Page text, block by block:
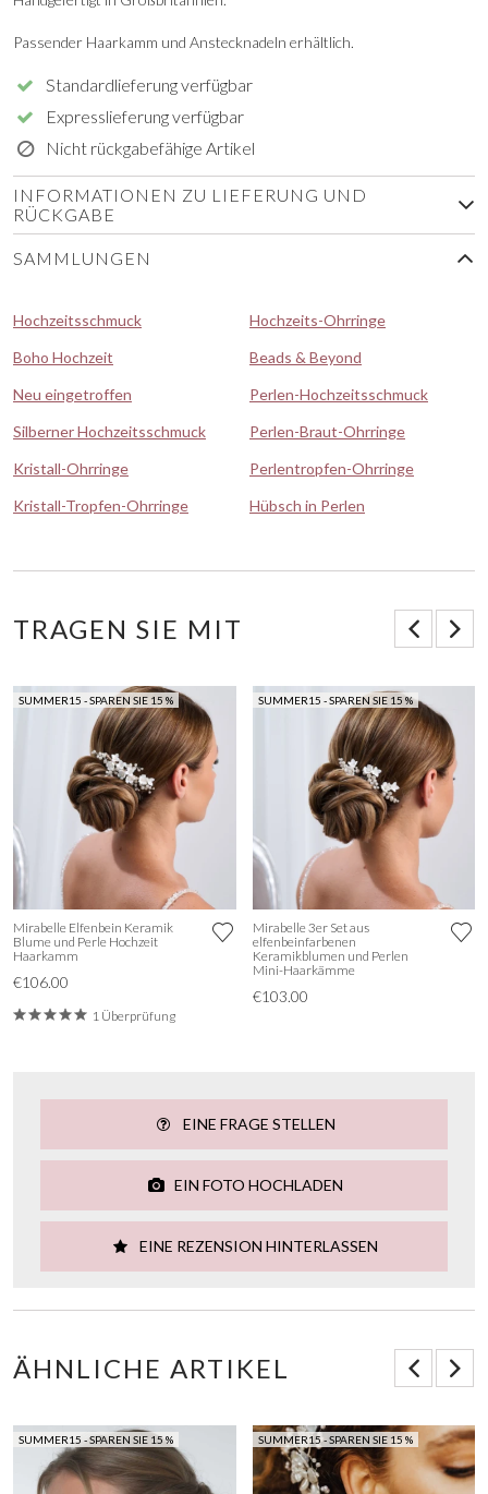
Passender Haarkamm und Anstecknadeln erhältlich.
Standardlieferung verfügbar
Expresslieferung verfügbar
Nicht rückgabefähige Artikel
INFORMATIONEN ZU LIEFERUNG UND
RÜCKGABE
SAMMLUNGEN
Hochzeitsschmuck
Hochzeits-Ohrringe
Boho Hochzeit
Beads & Beyond
Neu eingetroffen
Perlen-Hochzeitsschmuck
Silberner Hochzeitsschmuck
Perlen-Braut-Ohrringe
Kristall-Ohrringe
Perlentropfen-Ohrringe
Kristall-Tropfen-Ohrringe
Hübsch in Perlen
TRAGEN SIE MIT
SUMMER15 - SPAREN SIE 15 %
Mirabelle Elfenbein Keramik
Blume und Perle Hochzeit
Haarkamm
€106.00
1 Überprüfung
SUMMER15 - SPAREN SIE 15 %
Mirabelle 3er Set aus
elfenbeinfarbenen
Keramikblumen und Perlen
Mini-Haarkämme
€103.00
EINE FRAGE STELLEN
EIN FOTO HOCHLADEN
EINE REZENSION HINTERLASSEN
ÄHNLICHE ARTIKEL
SUMMER15 - SPAREN SIE 15 % SUMMER15 - SPAREN SIE 15 %